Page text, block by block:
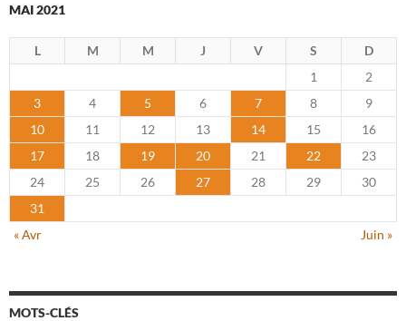
MAI 2021
L M M J V S
D
1
2
3
4 5 6 7 8
9
10
11 12 13 14 15
16
17
18 19 20 21 22
23
24
25 26 27 28 29
30
31
« Avr
Juin »
MOTS-CLÉS